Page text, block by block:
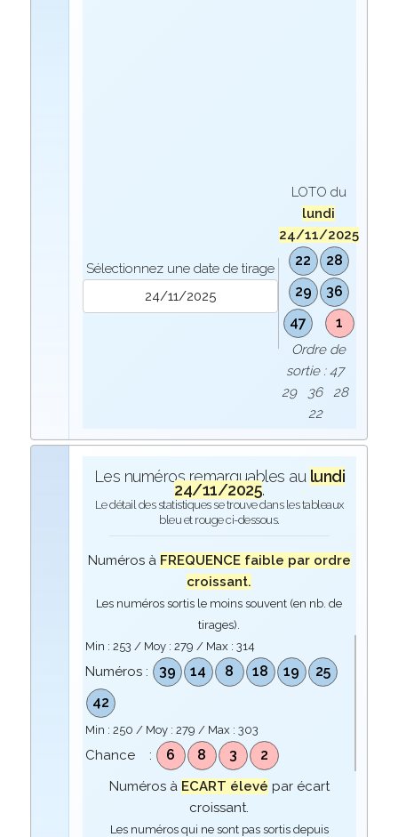
Sélectionnez une date de tirage
LOTO du
lundi
24/11/2025
22
28
29
36
47
1
Ordre de
sortie : 47
29 36 28
22
Les numéros remarquables au lundi
24/11/2025.
Le détail des statistiques se trouve dans les tableaux
bleu et rouge ci-dessous.
Numéros à FREQUENCE faible par ordre
croissant.
Les numéros sortis le moins souvent (en nb. de
tirages).
Min : 253 / Moy : 279 / Max : 314
Numéros : 39 14 8 18 19
25
42
Min : 250 / Moy : 279 / Max : 303
Chance : 6 8 3 2
Numéros à ECART élevé par écart
croissant.
Les numéros qui ne sont pas sortis depuis